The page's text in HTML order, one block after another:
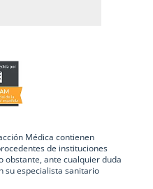
Médica contienen
de instituciones
obstante, ante cualquier duda
su especialista sanitario